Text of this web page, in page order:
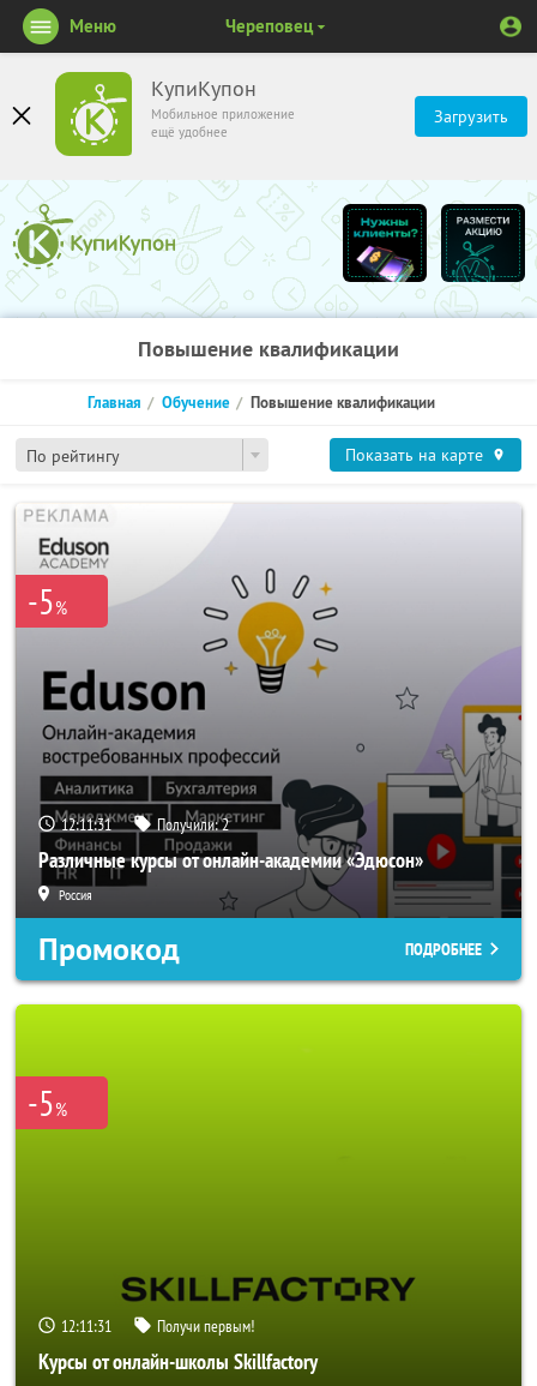
КупиКупон
Мобильное приложение
ещё удобнее
Загрузить
Меню Череповец
Повышение квалификации
По рейтингу
Главная Обучение Повышение квалификации
Показать на карте
-5%
12:11:29 Получили:2
Различные курсы от онлайн-академии «Эдюсон»
Россия
Промокод ПОДРОБНЕЕ
-5%
12:11:29 Получи первым!
Курсы от онлайн-школы Skillfactory